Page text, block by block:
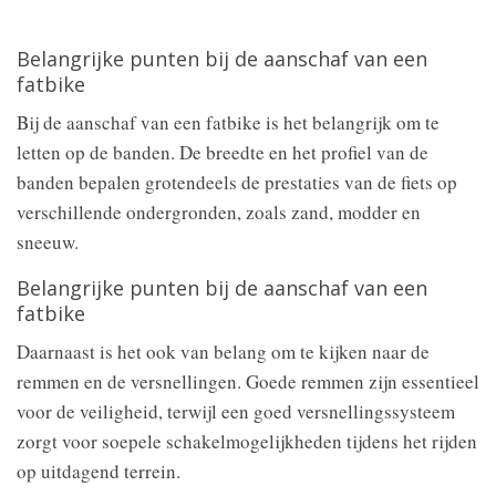
Belangrijke punten bij de aanschaf van een
fatbike
Bij de aanschaf van een fatbike is het belangrijk om te
letten op de banden. De breedte en het profiel van de
banden bepalen grotendeels de prestaties van de fiets op
verschillende ondergronden, zoals zand, modder en
sneeuw.
Belangrijke punten bij de aanschaf van een
fatbike
Daarnaast is het ook van belang om te kijken naar de
remmen en de versnellingen. Goede remmen zijn essentieel
voor de veiligheid, terwijl een goed versnellingssysteem
zorgt voor soepele schakelmogelijkheden tijdens het rijden
op uitdagend terrein.